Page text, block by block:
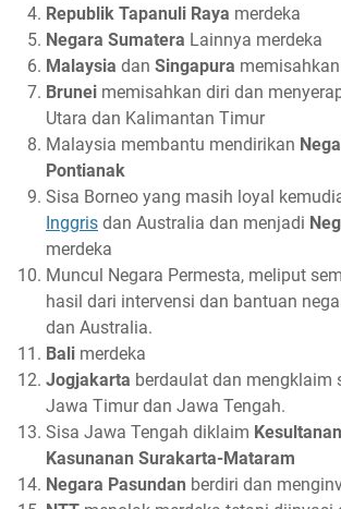
Republik Tapanuli Raya merdeka
Negara Sumatera Lainnya merdeka
Malaysia dan Singapura
Brunei memisahkan diri dan
Utara dan Kalimantan Timur
Malaysia membantu mendirikan
Pontianak
Sisa Borneo yang masih loyal
Inggris dan Australia dan menjadi
merdeka
Muncul Negara Permesta, meliput
hasil dari intervensi dan bantuan
dan Australia.
Bali merdeka
Jogjakarta berdaulat dan mengklaim
Jawa Timur dan Jawa Tengah.
Sisa Jawa Tengah diklaim
Kasunanan Surakarta-Mataram
Negara Pasundan berdiri dan